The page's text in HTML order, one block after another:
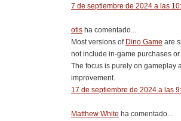
7 de septiembre de 2024 a las
otis ha comentado...
Most versions of Dino Game are
not include in-game purchases
The focus is purely on gameplay
improvement.
17 de septiembre de 2024 a las
Matthew White ha comentado...